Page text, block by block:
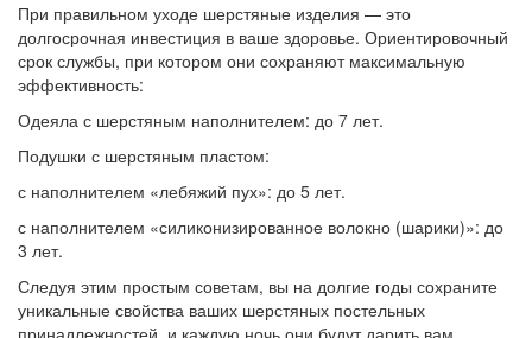
При правильном уходе шерстяные изделия — это
долгосрочная инвестиция в ваше здоровье. Ориентировочный
срок службы, при котором они сохраняют максимальную
эффективность:
Одеяла с шерстяным наполнителем: до 7 лет.
Подушки с шерстяным пластом:
с наполнителем «лебяжий пух»: до 5 лет.
с наполнителем «силиконизированное волокно (шарики)»: до
3 лет.
Следуя этим простым советам, вы на долгие годы сохраните
уникальные свойства ваших шерстяных постельных